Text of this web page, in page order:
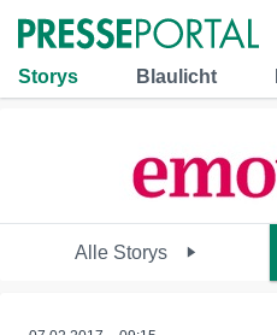
Storys Blaulicht
Alle Storys